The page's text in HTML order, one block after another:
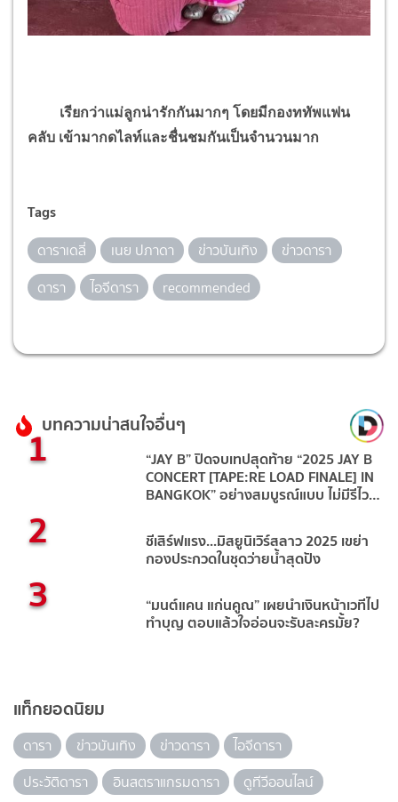
เรียกว่าแม่ลูกน่ารักกันมากๆ โดยมีกองททัพแฟน
คลับ เข้ามากดไลท์และชื่นชมกันเป็นจำนวนมาก
Tags
ดาราเดลี่ เนย ปภาดา ข่าวบันเทิง
ข่าวดารา
ดารา
ไอจีดารา recommended
บทความน่าสนใจอื่นๆ
1 “JAY B” ปิดจบเทปสุดท้าย “2025 JAY B
CONCERT [TAPE:RE LOAD FINALE] IN
BANGKOK” อย่างสมบูรณ์แบบ ไม่มีรีไวน์
2 ชีเสิร์ฟแรง...มิสยูนิเวิร์สลาว 2025 เขย่า
กองประกวดในชุดว่ายน้ำสุดปัง
3 “มนต์แคน แก่นคูณ” เผยนำเงินหน้าเวทีไป
ทำบุญ ตอบแล้วใจอ่อนจะรับละครมั้ย?
แท็กยอดนิยม
ดารา ข่าวบันเทิง ข่าวดารา
ไอจีดารา
ประวัติดารา
อินสตราแกรมดารา
ดูทีวีออนไลน์